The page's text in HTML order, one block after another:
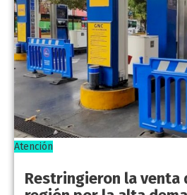
Atención
Restringieron la venta